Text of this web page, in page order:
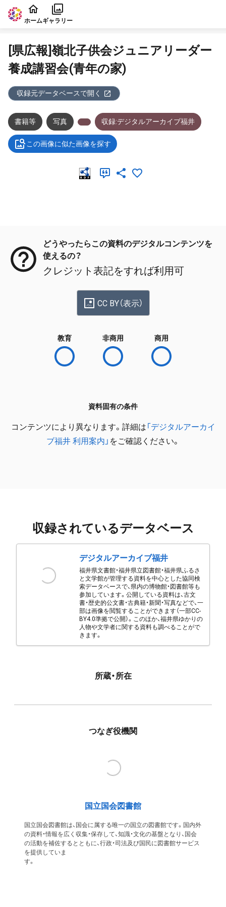
本文に飛ぶ
ホームギャラリー
[県広報]嶺北子供会ジュニアリーダー
養成講習会(青年の家)
収録元データベースで開く
書籍等 写真 収録:デジタルアーカイブ福井
この画像に似た画像を探す
どうやったらこの資料のデジタルコンテンツを
使えるの？
クレジット表記をすれば利用可
CC BY（表示）
教育 非商用 商用
資料固有の条件
コンテンツにより異なります。詳細は 「デジタルアーカイ
ブ福井 利用案内」 をご確認ください。
収録されているデータベース
デジタルアーカイブ福井
福井県文書館・福井県立図書館・福井県ふるさ
と文学館が管理する資料を中心とした協同検
索データベースで、県内の博物館・図書館等も
参加しています。公開している資料は、古文
書・歴史的公文書・古典籍・新聞・写真などで、一
部は画像を閲覧することができます（一部CC-
BY4.0準拠で公開）。このほか、福井県ゆかりの
人物や文学者に関する資料も調べることがで
きます。
所蔵・所在
つなぎ役機関
国立国会図書館
国立国会図書館は、国会に属する唯一の国立の図書館です。国内外
の資料・情報を広く収集・保存して、知識・文化の基盤となり、国会
の活動を補佐するとともに、行政・司法及び国民に図書館サービス
を提供していま
す